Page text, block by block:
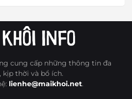
cung cấp những thông tin đa
kịp thời và bổ ích.
lienhe@maikhoi.net.